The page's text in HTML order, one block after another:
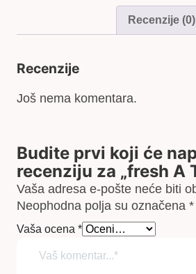
Recenzije (0)
Recenzije
Još nema komentara.
Budite prvi koji će
recenziju za „fresh A
Vaša adresa e-pošte neće biti
Neophodna polja su označena *
Vaša ocena *